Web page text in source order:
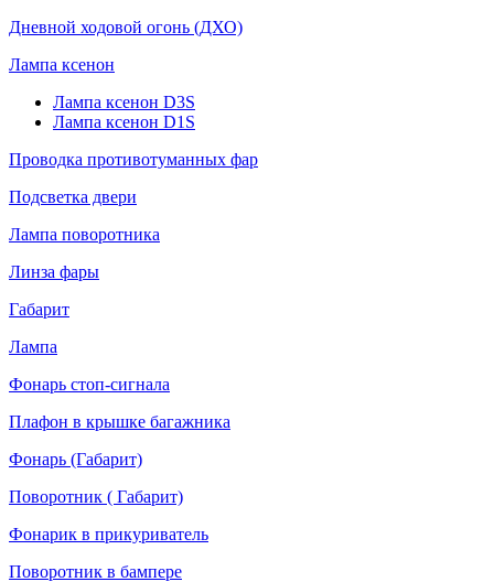
Дневной ходовой огонь (ДХО)
Лампа ксенон
Лампа ксенон D3S
Лампа ксенон D1S
Проводка противотуманных фар
Подсветка двери
Лампа поворотника
Линза фары
Габарит
Лампа
Фонарь стоп-сигнала
Плафон в крышке багажника
Фонарь (Габарит)
Поворотник ( Габарит)
Фонарик в прикуриватель
Поворотник в бампере